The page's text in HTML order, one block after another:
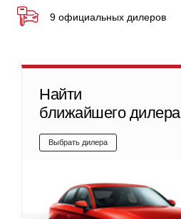
9 официальных дилеров
Найти
ближайшего дилера
Выбрать дилера